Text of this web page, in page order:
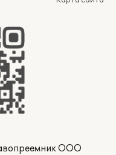
ООО